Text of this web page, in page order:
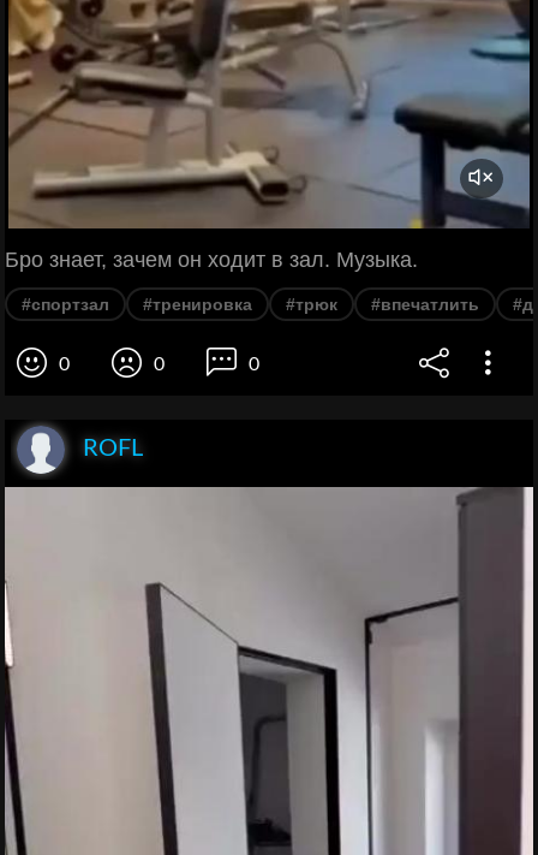
Бро знает, зачем он ходит в зал. Музыка.
#спортзал #тренировка #трюк #впечатлить
0 0 0
ROFL